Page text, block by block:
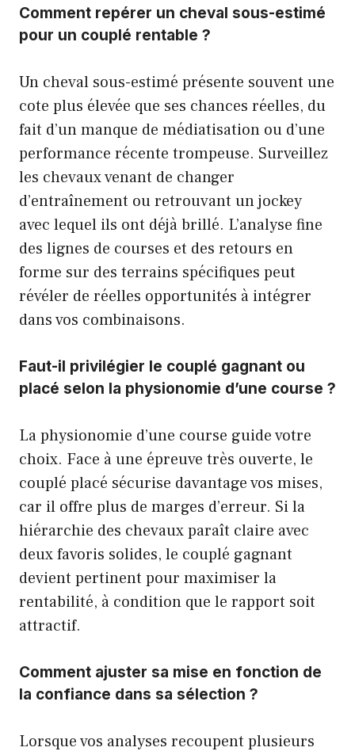
Comment repérer un cheval sous-estimé
pour un couplé rentable ?
Un cheval sous-estimé présente souvent une
cote plus élevée que ses chances réelles, du
fait d’un manque de médiatisation ou d’une
performance récente trompeuse. Surveillez
les chevaux venant de changer
d’entraînement ou retrouvant un jockey
avec lequel ils ont déjà brillé. L’analyse fine
des lignes de courses et des retours en
forme sur des terrains spécifiques peut
révéler de réelles opportunités à intégrer
dans vos combinaisons.
Faut-il privilégier le couplé gagnant ou
placé selon la physionomie d’une course ?
La physionomie d’une course guide votre
choix. Face à une épreuve très ouverte, le
couplé placé sécurise davantage vos mises,
car il offre plus de marges d’erreur. Si la
hiérarchie des chevaux paraît claire avec
deux favoris solides, le couplé gagnant
devient pertinent pour maximiser la
rentabilité, à condition que le rapport soit
attractif.
Comment ajuster sa mise en fonction de
la confiance dans sa sélection ?
Lorsque vos analyses recoupent plusieurs